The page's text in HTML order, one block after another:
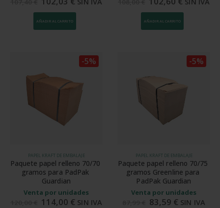
AÑADIR AL CARRITO AÑADIR AL CARRITO
PAPEL KRAFT DE EMBALAJE
Paquete papel relleno 70/70
gramos para PadPak
Guardian
Venta por unidades
114,00 € SIN IVA
-5%
PAPEL KRAFT DE EMBALAJE
Paquete papel relleno 70/75
gramos Greenline para
PadPak Guardian
Venta por unidades
83,59 € SIN IVA
-5%